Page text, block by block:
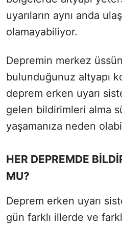
uyarıların aynı anda
olamayabiliyor.
Depremin merkez
bulunduğunuz altyapı
deprem erken uyarı
gelen bildirimleri alma
yaşamanıza neden
HER DEPREMDE
MU?
Deprem erken uyarı
gün farklı illerde ve